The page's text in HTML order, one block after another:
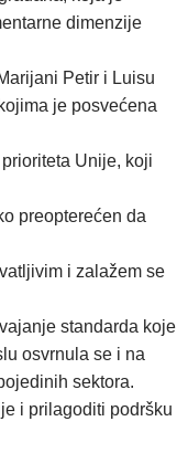
dimenzije
Petir i Luisu
je posvećena
Unije, koji
preopterećen da
i zalažem se
standarda koje
osvrnula se i na
sektora.
i prilagoditi podršku